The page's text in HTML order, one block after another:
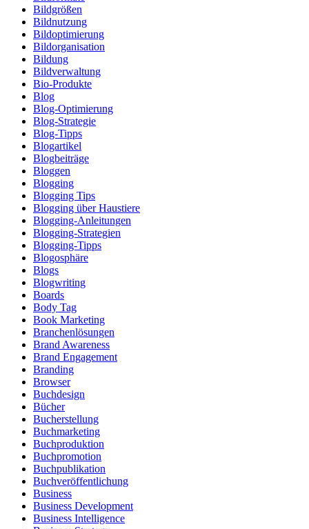
Bildgrößen
Bildnutzung
Bildoptimierung
Bildorganisation
Bildung
Bildverwaltung
Bio-Produkte
Blog
Blog-Optimierung
Blog-Strategie
Blog-Tipps
Blogartikel
Blogbeiträge
Bloggen
Blogging
Blogging Tips
Blogging über Haustiere
Blogging-Anleitungen
Blogging-Strategien
Blogging-Tipps
Blogosphäre
Blogs
Blogwriting
Boards
Body Tag
Book Marketing
Branchenlösungen
Brand Awareness
Brand Engagement
Branding
Browser
Buchdesign
Bücher
Bucherstellung
Buchmarketing
Buchproduktion
Buchpromotion
Buchpublikation
Buchveröffentlichung
Business
Business Development
Business Intelligence